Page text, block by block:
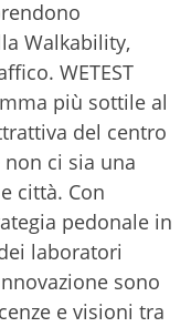
Walkability,
WETEST
più sottile al
del centro
ci sia una
città. Con
pedonale in
laboratori
sono
e visioni tra